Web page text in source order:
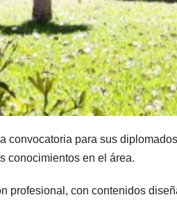
para sus
conocimientos en el área.
profesional, con contenidos